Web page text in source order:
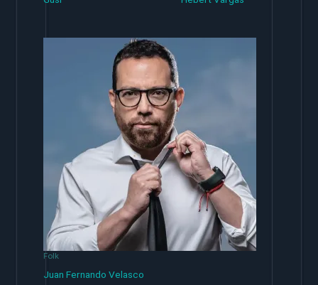
Folk
Juan Fernando Velasco